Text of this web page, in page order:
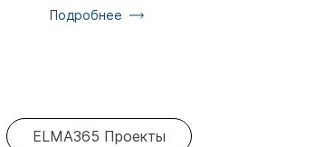
Подробнее
ELMA365 Проекты